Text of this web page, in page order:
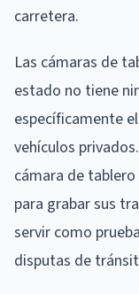
carretera.
Las cámaras de
estado no tiene
específicamente
vehículos
cámara de
para grabar sus
servir como
disputas de